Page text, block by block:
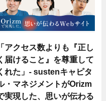
「アクセス数よりも『正し
届けること』を尊重して
れた」- sustenキャピタ
・マネジメントがOrizm
実現した、思いが伝わる